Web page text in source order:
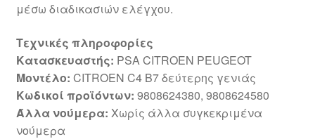
μέσω διαδικασιών ελέγχου.
Τεχνικές πληροφορίες
Κατασκευαστής: PSA CITROEN PEUGEOT
Μοντέλο: CITROEN C4 B7 δεύτερης γενιάς
Κωδικοί προϊόντων: 9808624380, 9808624580
Άλλα νούμερα: Χωρίς άλλα συγκεκριμένα
νούμερα